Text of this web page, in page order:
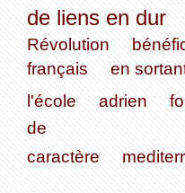
de liens en dur
Révolution
français
en
l'école
adrien
de
caractère